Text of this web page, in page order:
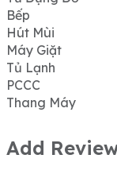
Bếp
Hút Mùi
Máy Giặt
Tủ Lạnh
PCCC
Thang Máy
Add